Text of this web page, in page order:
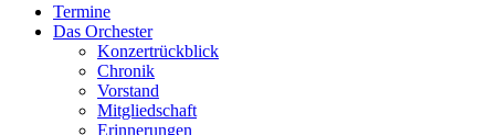
Termine
Das Orchester
Konzertrückblick
Chronik
Vorstand
Mitgliedschaft
Erinnerungen